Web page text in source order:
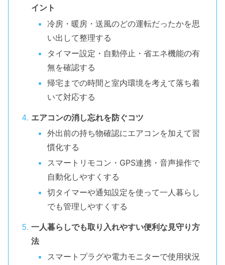
イント
冷房・暖房・送風のどの運転だったかを思
い出して整理する
タイマー設定・自動停止・省エネ機能の有
無を確認する
帰宅までの時間と室内環境を考えて落ち着
いて対応する
エアコンの消し忘れを防ぐコツ
外出前の持ち物確認にエアコンを加えて習
慣化する
スマートリモコン・GPS連携・音声操作で
自動化しやすくする
切タイマーや通知設定を使って一人暮らし
でも管理しやすくする
一人暮らしでも取り入れやすい便利な見守り方
法
スマートプラグや電力モニターで使用状況